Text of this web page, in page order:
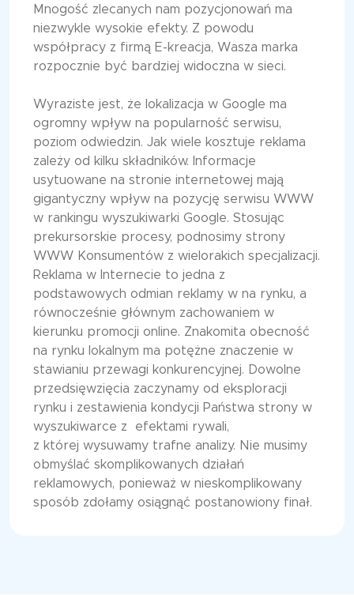
Mnogość zlecanych nam pozycjonowań ma
niezwykle wysokie efekty. Z powodu
współpracy z firmą E-kreacja, Wasza marka
rozpocznie być bardziej widoczna w sieci.
Wyraziste jest, że lokalizacja w Google ma
ogromny wpływ na popularność serwisu,
poziom odwiedzin. Jak wiele kosztuje reklama
zależy od kilku składników. Informacje
usytuowane na stronie internetowej mają
gigantyczny wpływ na pozycję serwisu WWW
w rankingu wyszukiwarki Google. Stosując
prekursorskie procesy, podnosimy strony
WWW Konsumentów z wielorakich specjalizacji.
Reklama w Internecie to jedna z
podstawowych odmian reklamy w na rynku, a
równocześnie głównym zachowaniem w
kierunku promocji online. Znakomita obecność
na rynku lokalnym ma potężne znaczenie w
stawianiu przewagi konkurencyjnej. Dowolne
przedsięwzięcia zaczynamy od eksploracji
rynku i zestawienia kondycji Państwa strony w
wyszukiwarce z efektami rywali,
z której wysuwamy trafne analizy. Nie musimy
obmyślać skomplikowanych działań
reklamowych, ponieważ w nieskomplikowany
sposób zdołamy osiągnąć postanowiony finał.